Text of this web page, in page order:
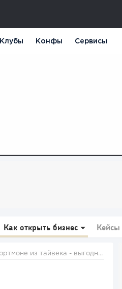
Клубы Конфы Сервисы
Как открыть бизнес Кейсы